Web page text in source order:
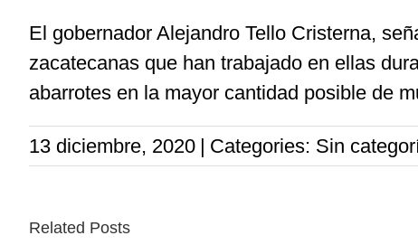
El gobernador Alejandro Tello Cristerna,
zacatecanas que han trabajado en ellas
abarrotes en la mayor cantidad posible de
13 diciembre, 2020 | Categories: Sin
Related Posts